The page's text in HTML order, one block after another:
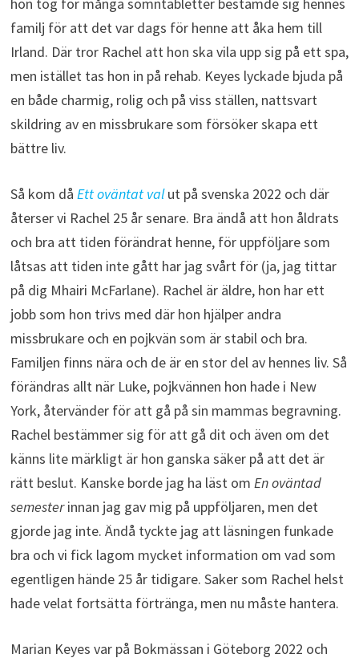
familj för att det var dags för henne att åka hem till
Irland. Där tror Rachel att hon ska vila upp sig på ett spa,
men istället tas hon in på rehab. Keyes lyckade bjuda på
en både charmig, rolig och på viss ställen, nattsvart
skildring av en missbrukare som försöker skapa ett
bättre liv.
Så kom då Ett oväntat valut på svenska 2022 och där
återser vi Rachel 25 år senare. Bra ändå att hon åldrats
och bra att tiden förändrat henne, för uppföljare som
låtsas att tiden inte gått har jag svårt för (ja, jag tittar
på dig Mhairi McFarlane). Rachel är äldre, hon har ett
jobb som hon trivs med där hon hjälper andra
missbrukare och en pojkvän som är stabil och bra.
Familjen finns nära och de är en stor del av hennes liv. Så
förändras allt när Luke, pojkvännen hon hade i New
York, återvänder för att gå på sin mammas begravning.
Rachel bestämmer sig för att gå dit och även om det
känns lite märkligt är hon ganska säker på att det är
rätt beslut. Kanske borde jag ha läst om En oväntad
semesterinnan jag gav mig på uppföljaren, men det
gjorde jag inte. Ändå tyckte jag att läsningen funkade
bra och vi fick lagom mycket information om vad som
egentligen hände 25 år tidigare. Saker som Rachel helst
hade velat fortsätta förtränga, men nu måste hantera.
Marian Keyes var på Bokmässan i Göteborg 2022 och